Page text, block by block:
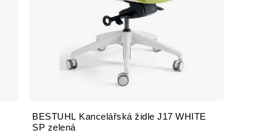
BESTUHL Kancelářská židle J17 WHITE
SP zelená